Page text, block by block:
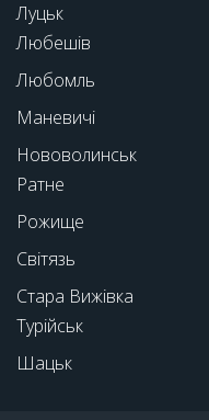
Луцьк
Любешів
Любомль
Маневичі
Нововолинськ
Ратне
Рожище
Світязь
Стара Вижівка
Турійськ
Шацьк